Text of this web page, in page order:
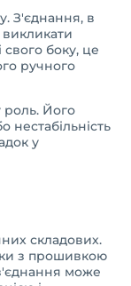
З'єднання, в
боку, це
ручного
роль. Його
нестабільність
у
складових.
з прошивкою
може